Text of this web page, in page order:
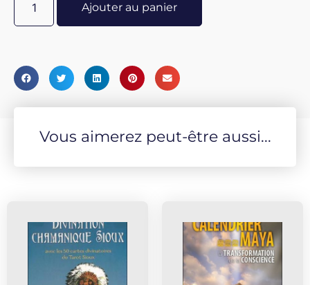
Ajouter au panier
Vous aimerez peut-être aussi...